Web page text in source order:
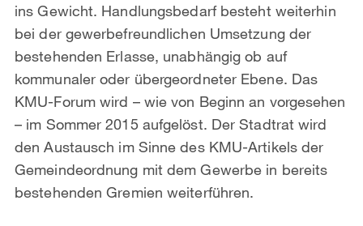
ins Gewicht. Handlungsbedarf besteht weiterhin
bei der gewerbefreundlichen Umsetzung der
bestehenden Erlasse, unabhängig ob auf
kommunaler oder übergeordneter Ebene. Das
KMU-Forum wird – wie von Beginn an vorgesehen
– im Sommer 2015 aufgelöst. Der Stadtrat wird
den Austausch im Sinne des KMU-Artikels der
Gemeindeordnung mit dem Gewerbe in bereits
bestehenden Gremien weiterführen.